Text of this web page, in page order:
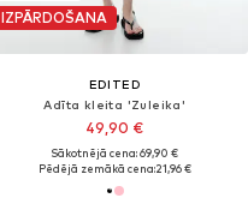
IZPĀRDOŠANA
EDITED
Adīta kleita 'Zuleika'
49,90 €
Sākotnējā cena: 69,90 €
Pēdējā zemākā cena:21,96 €